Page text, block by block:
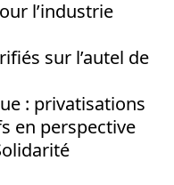
l’industrie
sur l’autel de
: privatisations
en perspective